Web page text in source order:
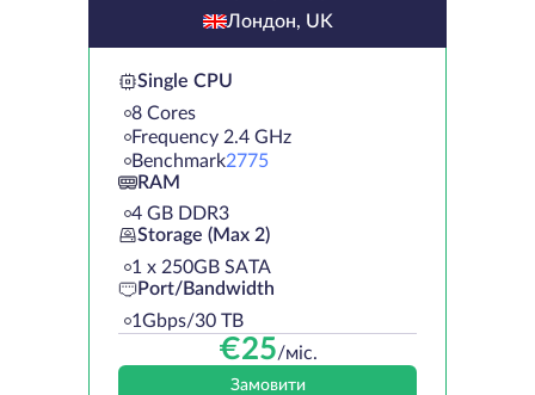
Лондон, UK
Single CPU
8 Cores
Frequency 2.4 GHz
Benchmark2775
RAM
4 GB DDR3
Storage (Max 2)
1 х 250GB SATA
Port/Bandwidth
1Gbps/30 TB
€25/міс.
Замовити